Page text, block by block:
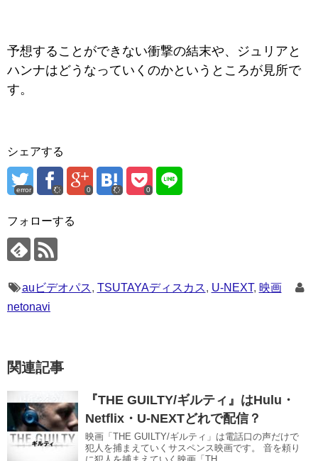
予想することができない衝撃の結末や、ジュリアと
ハンナはどうなっていくのかというところが見所で
す。
シェアする
error 0 0
フォローする
auビデオパス, TSUTAYAディスカス, U-NEXT, 映画
netonavi
関連記事
『THE GUILTY/ギルティ』はHulu・
Netflix・U-NEXTどれで配信？
映画「THE GUILTY/ギルティ」は電話口の声だけで
犯人を捕まえていくサスペンス映画です。 音を頼り